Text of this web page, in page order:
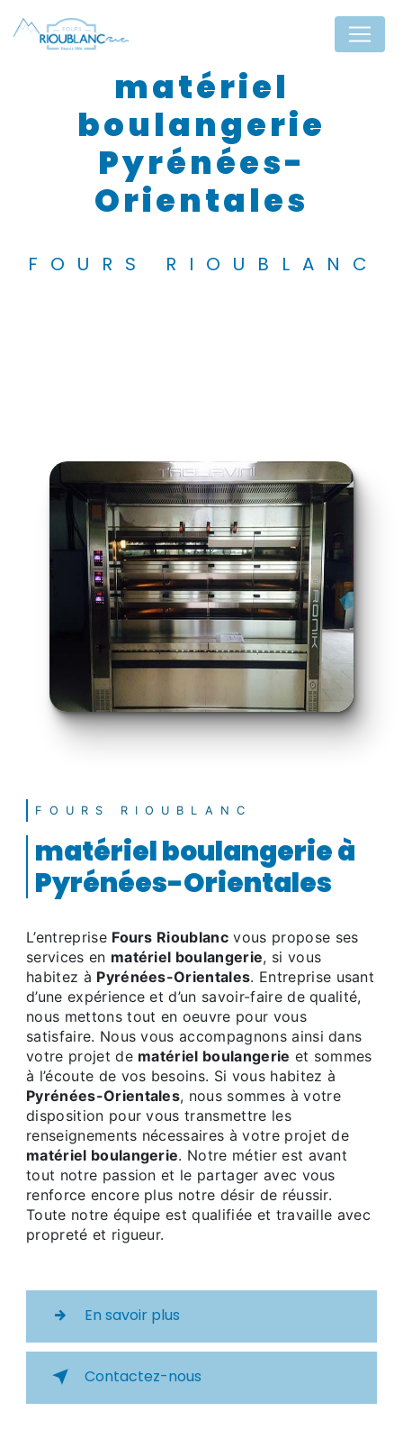
matériel
boulangerie
Pyrénées-
Orientales
FOURS RIOUBLANC
FOURS RIOUBLANC
matériel boulangerie à
Pyrénées-Orientales
L’entreprise Fours Rioublanc vous propose ses
services en matériel boulangerie, si vous
habitez à Pyrénées-Orientales. Entreprise usant
d’une expérience et d’un savoir-faire de qualité,
nous mettons tout en oeuvre pour vous
satisfaire. Nous vous accompagnons ainsi dans
votre projet de matériel boulangerie et sommes
à l’écoute de vos besoins. Si vous habitez à
Pyrénées-Orientales, nous sommes à votre
disposition pour vous transmettre les
renseignements nécessaires à votre projet de
matériel boulangerie. Notre métier est avant
tout notre passion et le partager avec vous
renforce encore plus notre désir de réussir.
Toute notre équipe est qualifiée et travaille avec
propreté et rigueur.
En savoir plus
Contactez-nous